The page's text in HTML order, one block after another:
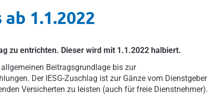
1.1.2022
zu entrichten. Dieser wird mit 1.1.2022 halbiert.
Beitragsgrundlage bis zur
Der IESG-Zuschlag ist zur Gänze vom Dienstgeber
Versicherten zu leisten (auch für freie Dienstnehmer).